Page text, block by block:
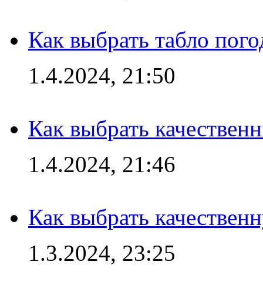
Как выбрать табло
1.4.2024, 21:50
Как выбрать
1.4.2024, 21:46
Как выбрать
1.3.2024, 23:25